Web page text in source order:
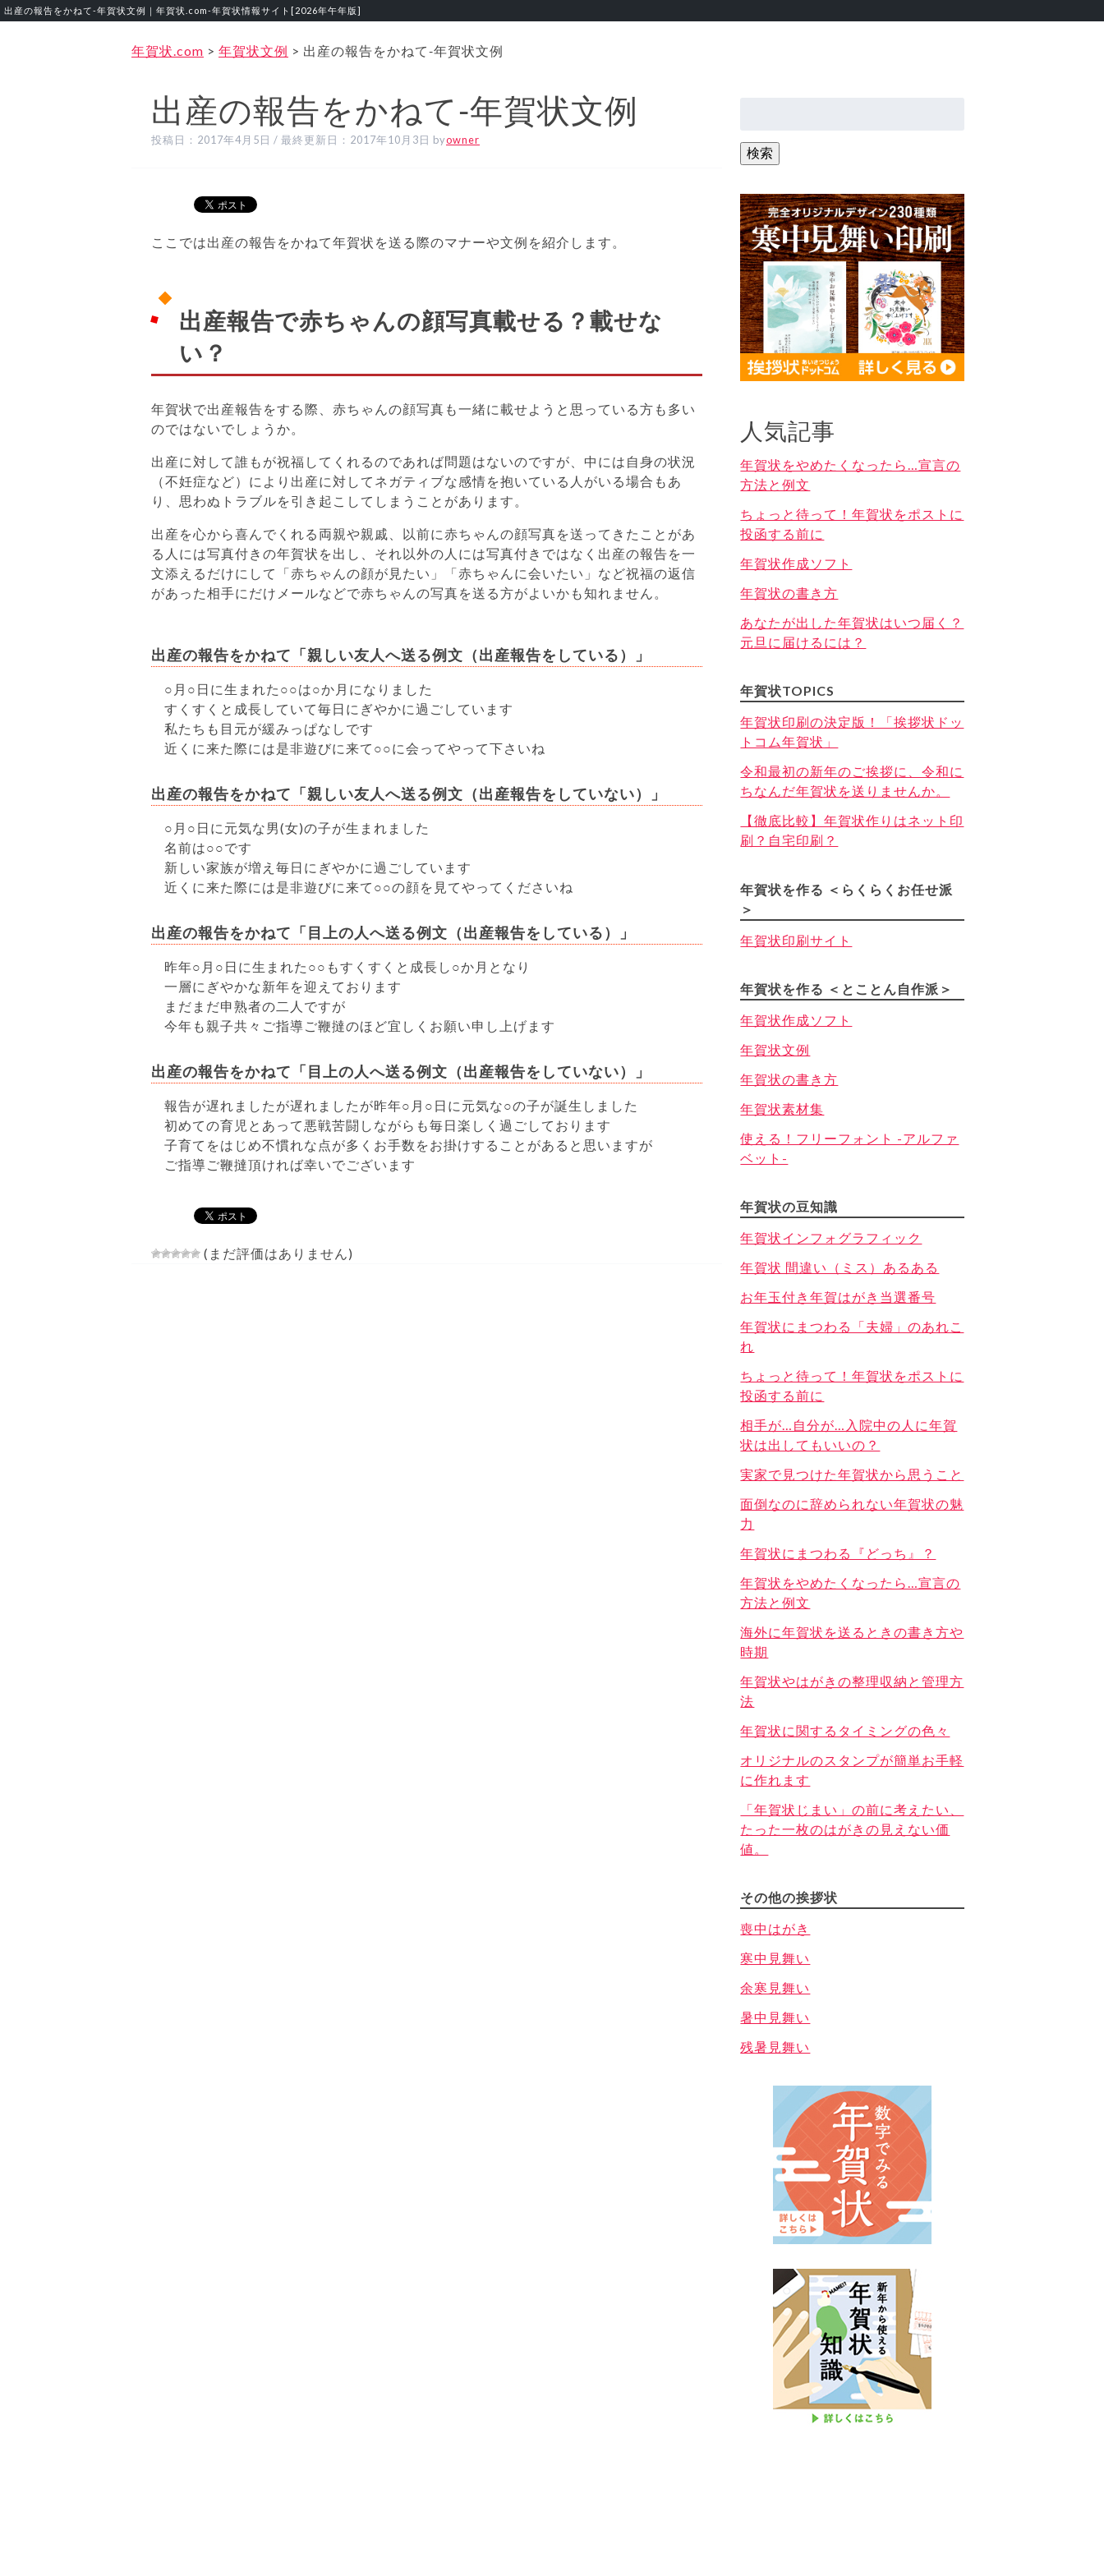
出産の報告をかねて‐年賀状文例｜年賀状.com‐年賀状情報サイト[2026年午年版]
年賀状.com > 年賀状文例 > 出産の報告をかねて‐年賀状文例
出産の報告をかねて‐年賀状文例
投稿日： 2017年4月5日 / 最終更新日： 2017年10月3日 byowner
ここでは出産の報告をかねて年賀状を送る際のマナーや文例を紹介します。
出産報告で赤ちゃんの顔写真載せる？載せな
い？
年賀状で出産報告をする際、赤ちゃんの顔写真も一緒に載せようと思っている方も多い
のではないでしょうか。
出産に対して誰もが祝福してくれるのであれば問題はないのですが、中には自身の状況
（不妊症など）により出産に対してネガティブな感情を抱いている人がいる場合もあ
り、思わぬトラブルを引き起こしてしまうことがあります。
出産を心から喜んでくれる両親や親戚、以前に赤ちゃんの顔写真を送ってきたことがあ
る人には写真付きの年賀状を出し、それ以外の人には写真付きではなく出産の報告を一
文添えるだけにして「赤ちゃんの顔が見たい」「赤ちゃんに会いたい」など祝福の返信
があった相手にだけメールなどで赤ちゃんの写真を送る方がよいかも知れません。
出産の報告をかねて「親しい友人へ送る例文（出産報告をしている）」
○月○日に生まれた○○は○か月になりました
すくすくと成長していて毎日にぎやかに過ごしています
私たちも目元が緩みっぱなしです
近くに来た際には是非遊びに来て○○に会ってやって下さいね
出産の報告をかねて「親しい友人へ送る例文（出産報告をしていない）」
○月○日に元気な男(女)の子が生まれました
名前は○○です
新しい家族が増え毎日にぎやかに過ごしています
近くに来た際には是非遊びに来て○○の顔を見てやってくださいね
出産の報告をかねて「目上の人へ送る例文（出産報告をしている）」
昨年○月○日に生まれた○○もすくすくと成長し○か月となり
一層にぎやかな新年を迎えております
まだまだ申熟者の二人ですが
今年も親子共々ご指導ご鞭撻のほど宜しくお願い申し上げます
出産の報告をかねて「目上の人へ送る例文（出産報告をしていない）」
報告が遅れましたが遅れましたが昨年○月○日に元気な○の子が誕生しました
初めての育児とあって悪戦苦闘しながらも毎日楽しく過ごしております
子育てをはじめ不慣れな点が多くお手数をお掛けすることがあると思いますが
ご指導ご鞭撻頂ければ幸いでございます
(まだ評価はありません)
検索
人気記事
年賀状をやめたくなったら…宣言の
方法と例文
ちょっと待って！年賀状をポストに
投函する前に
年賀状作成ソフト
年賀状の書き方
あなたが出した年賀状はいつ届く？
元旦に届けるには？
年賀状TOPICS
年賀状印刷の決定版！「挨拶状ドッ
トコム年賀状」
令和最初の新年のご挨拶に、令和に
ちなんだ年賀状を送りませんか。
【徹底比較】年賀状作りはネット印
刷？自宅印刷？
年賀状を作る ＜らくらくお任せ派
＞
年賀状印刷サイト
年賀状を作る ＜とことん自作派＞
年賀状作成ソフト
年賀状文例
年賀状の書き方
年賀状素材集
使える！フリーフォント -アルファ
ベット-
年賀状の豆知識
年賀状インフォグラフィック
年賀状 間違い（ミス）あるある
お年玉付き年賀はがき当選番号
年賀状にまつわる「夫婦」のあれこ
れ
ちょっと待って！年賀状をポストに
投函する前に
相手が…自分が…入院中の人に年賀
状は出してもいいの？
実家で見つけた年賀状から思うこと
面倒なのに辞められない年賀状の魅
力
年賀状にまつわる『どっち』？
年賀状をやめたくなったら…宣言の
方法と例文
海外に年賀状を送るときの書き方や
時期
年賀状やはがきの整理収納と管理方
法
年賀状に関するタイミングの色々
オリジナルのスタンプが簡単お手軽
に作れます
「年賀状じまい」の前に考えたい、
たった一枚のはがきの見えない価
値。
その他の挨拶状
喪中はがき
寒中見舞い
余寒見舞い
暑中見舞い
残暑見舞い